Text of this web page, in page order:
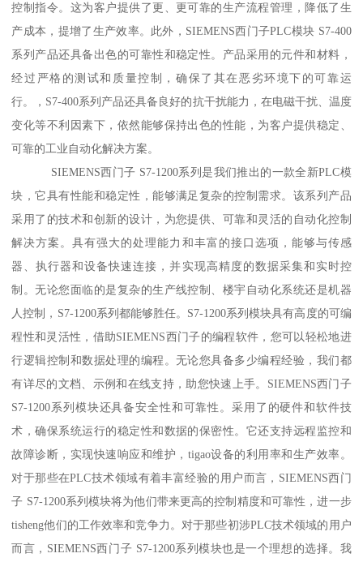
控制指令。这为客户提供了更、更可靠的生产流程管理，降低了生
产成本，提增了生产效率。此外，SIEMENS西门子PLC模块 S7-400
系列产品还具备出色的可靠性和稳定性。产品采用的元件和材料，
经过严格的测试和质量控制，确保了其在恶劣环境下的可靠运
行。，S7-400系列产品还具备良好的抗干扰能力，在电磁干扰、温度
变化等不利因素下，依然能够保持出色的性能，为客户提供稳定、
可靠的工业自动化解决方案。
SIEMENS西门子 S7-1200系列是我们推出的一款全新PLC模
块，它具有性能和稳定性，能够满足复杂的控制需求。该系列产品
采用了的技术和创新的设计，为您提供、可靠和灵活的自动化控制
解决方案。具有强大的处理能力和丰富的接口选项，能够与传感
器、执行器和设备快速连接，并实现高精度的数据采集和实时控
制。无论您面临的是复杂的生产线控制、楼宇自动化系统还是机器
人控制，S7-1200系列都能够胜任。S7-1200系列模块具有高度的可编
程性和灵活性，借助SIEMENS西门子的编程软件，您可以轻松地进
行逻辑控制和数据处理的编程。无论您具备多少编程经验，我们都
有详尽的文档、示例和在线支持，助您快速上手。SIEMENS西门子
S7-1200系列模块还具备安全性和可靠性。采用了的硬件和软件技
术，确保系统运行的稳定性和数据的保密性。它还支持远程监控和
故障诊断，实现快速响应和维护，tigao设备的利用率和生产效率。
对于那些在PLC技术领域有着丰富经验的用户而言，SIEMENS西门
子 S7-1200系列模块将为他们带来更高的控制精度和可靠性，进一步
tisheng他们的工作效率和竞争力。对于那些初涉PLC技术领域的用户
而言，SIEMENS西门子 S7-1200系列模块也是一个理想的选择。我